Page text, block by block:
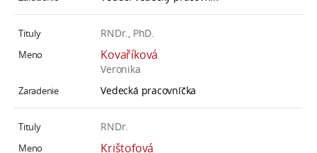
RNDr., PhD.
Kovaříková
Veronika
Vedecká pracovníčka
RNDr.
Krištofová